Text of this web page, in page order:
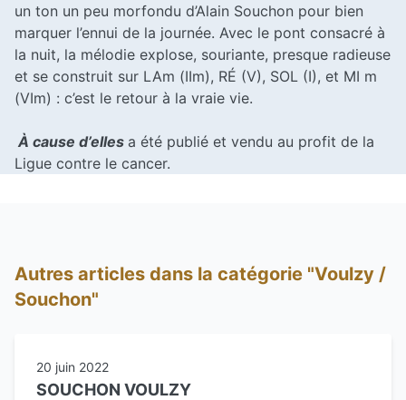
un ton un peu morfondu d’Alain Souchon pour bien
marquer l’ennui de la journée. Avec le pont consacré à
la nuit, la mélodie explose, souriante, presque radieuse
et se construit sur LAm (IIm), RÉ (V), SOL (I), et MI m
(VIm) : c’est le retour à la vraie vie.
À cause d’elles a été publié et vendu au profit de la
Ligue contre le cancer.
Autres articles dans la catégorie "Voulzy /
Souchon"
20 juin 2022
SOUCHON VOULZY